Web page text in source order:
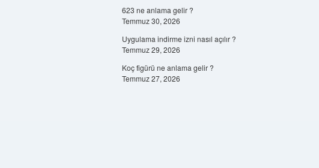
623 ne anlama gelir ?
Temmuz 30, 2026
Uygulama indirme izni nasıl açılır ?
Temmuz 29, 2026
Koç figürü ne anlama gelir ?
Temmuz 27, 2026